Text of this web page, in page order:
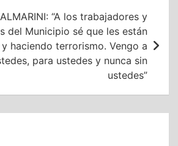
“A los trabajadores y
del Municipio sé que les están
haciendo terrorismo. Vengo a
para ustedes y nunca sin
ustedes”